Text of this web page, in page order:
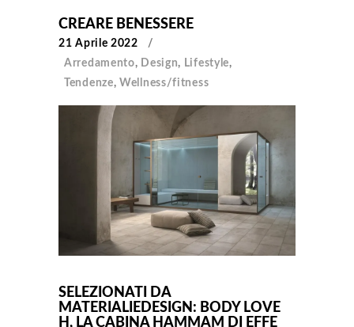
CREARE BENESSERE
21 Aprile 2022
Arredamento, Design, Lifestyle,
Tendenze, Wellness/fitness
SELEZIONATI DA
MATERIALIEDESIGN: BODY LOVE
H, LA CABINA HAMMAM DI EFFE